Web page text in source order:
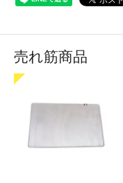
売れ筋商品